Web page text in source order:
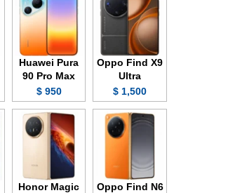
Oppo Find X9
Ultra
1,500 $
Huawei Pura
90 Pro Max
950 $
Oppo Find N6
Honor Magic